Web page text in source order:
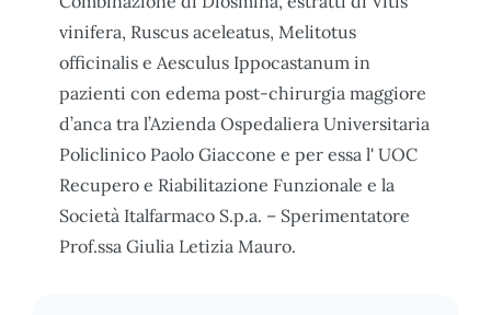
vinifera, Ruscus aceleatus, Melitotus
officinalis e Aesculus Ippocastanum in
pazienti con edema post-chirurgia maggiore
d’anca tra l’Azienda Ospedaliera Universitaria
Policlinico Paolo Giaccone e per essa l' UOC
Recupero e Riabilitazione Funzionale e la
Società Italfarmaco S.p.a. – Sperimentatore
Prof.ssa Giulia Letizia Mauro.